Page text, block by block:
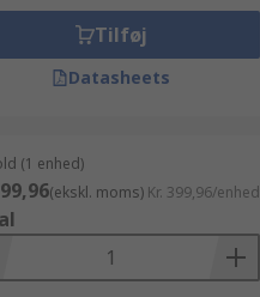
Tilføj
Datasheets
(1 enhed)
(ekskl. moms) Kr. 399,96/enhed